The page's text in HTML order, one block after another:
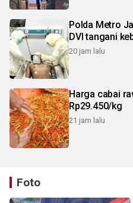
Polda Metro
DVI tangani
20 jam lalu
Harga cabai
Rp29.450/kg
21 jam lalu
Foto